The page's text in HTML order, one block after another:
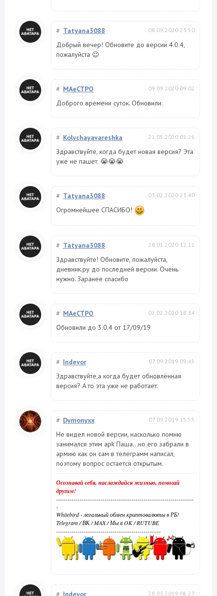
# Tatyana3088 08.09.2020 23:50
Добрый вечер! Обновите до версии 4.0.4,
пожалуйста 😉
# MAeCTPO 09.09.2020 09:02
Доброго времени суток. Обновили.
# Kolychayavareshka 21.05.2020 01:26
Здравствуйте, когда будет новая версия? Эта
уже не пашет. 😭😭😭
# Tatyana3088 03.02.2020 23:40
Огромнейшее СПАСИБО!
# Tatyana3088 28.01.2020 12:11
Здравствуйте! Обновите, пожалуйста,
дневник.ру до последней версии. Очень
нужно. Заранее спасибо
# MAeCTPO 02.02.2020 18:34
Обновили до 3.0.4 от 17/09/19
# Indevor 07.09.2019 09:45
Здравствуйте,а когда будет обновлённая
версия? A то эта уже не работает.
# Dymonyxx 07.09.2019 15:55
Не видел новой версии, насколько помню
занимался этим apk Паша...но его забрали в
армию как он сам в телеграмм написал,
поэтому вопрос остается открытым.
Осознавай себя, наслаждайся жизнью, помогай
другим!
-----------------------------------------------------------------------
-
Whitebird - легальный обмен криптовалюты в РБ!
Telegram/ВК/MAX/Мы в OK/RUTUBE
------------------------------------------------------
# Indevor 28.03.2019 06:27